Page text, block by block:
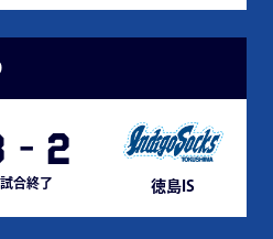
- 2
試合終了 徳島IS